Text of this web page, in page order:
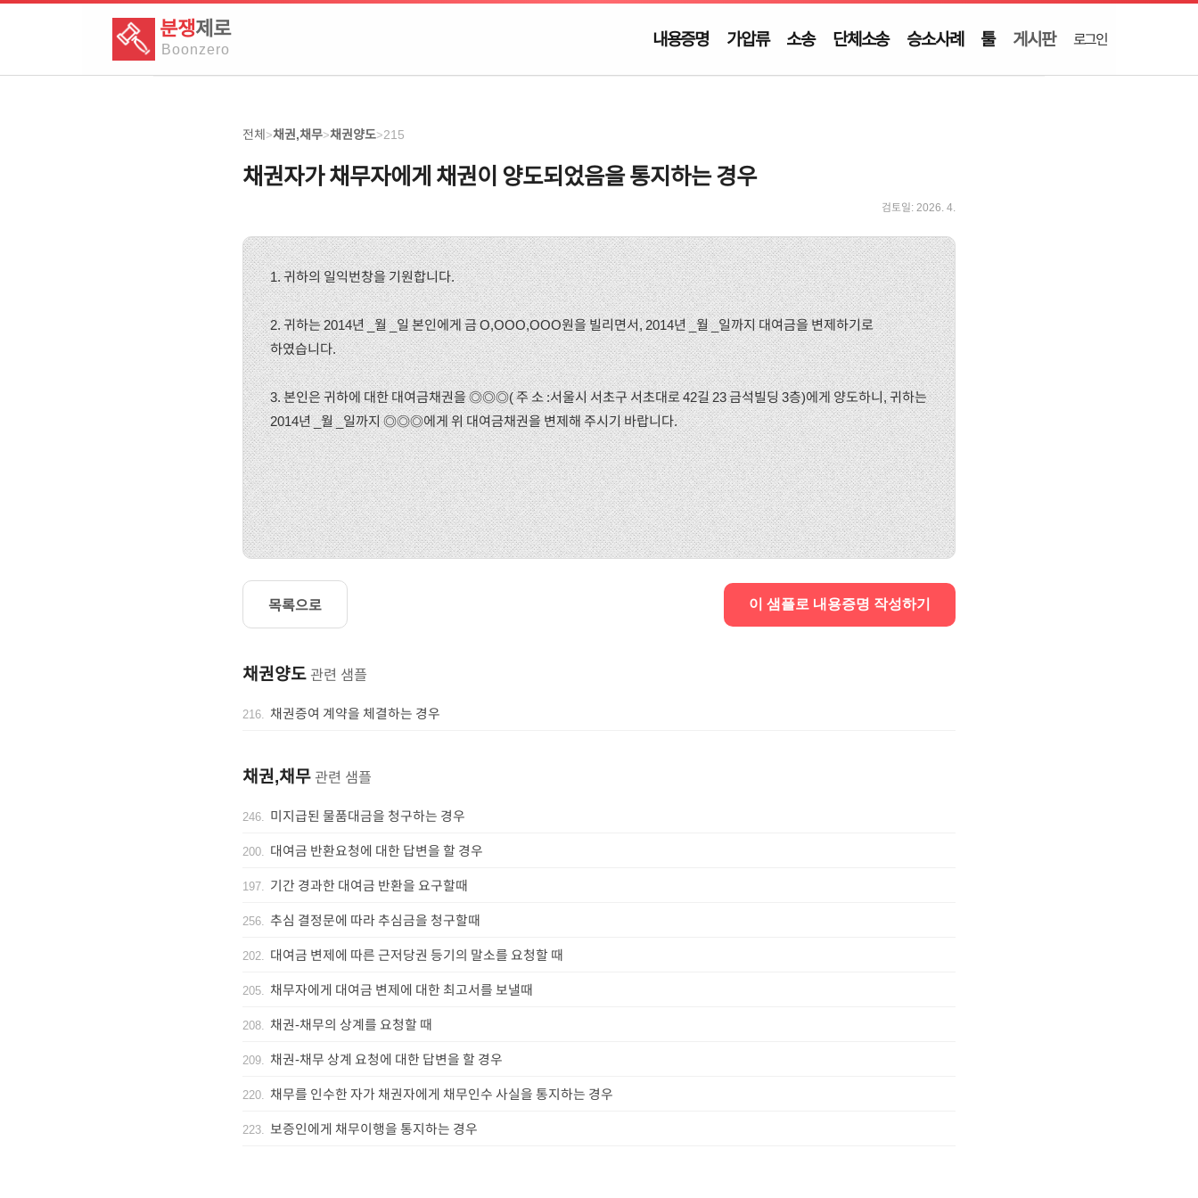
분쟁제로
Boonzero 내용증명 가압류 소송 단체소송 승소사례 툴 게시판 로그인
전체>채권,채무>채권양도>215
채권자가 채무자에게 채권이 양도되었음을 통지하는 경우
검토일:2026. 4.
1. 귀하의 일익번창을 기원합니다.
2. 귀하는 2014년 _월 _일 본인에게 금 O,OOO,OOO원을 빌리면서, 2014년 _월 _일까지 대여금을 변제하기로
하였습니다.
3. 본인은 귀하에 대한 대여금채권을 ◎◎◎( 주 소 :서울시 서초구 서초대로 42길 23 금석빌딩 3층)에게 양도하니, 귀하는
2014년 _월 _일까지 ◎◎◎에게 위 대여금채권을 변제해 주시기 바랍니다.
목록으로 이 샘플로 내용증명 작성하기
채권양도 관련 샘플
216. 채권증여 계약을 체결하는 경우
채권,채무 관련 샘플
246. 미지급된 물품대금을 청구하는 경우
200. 대여금 반환요청에 대한 답변을 할 경우
197. 기간 경과한 대여금 반환을 요구할때
256. 추심 결정문에 따라 추심금을 청구할때
202. 대여금 변제에 따른 근저당권 등기의 말소를 요청할 때
205. 채무자에게 대여금 변제에 대한 최고서를 보낼때
208. 채권-채무의 상계를 요청할 때
209. 채권-채무 상계 요청에 대한 답변을 할 경우
220. 채무를 인수한 자가 채권자에게 채무인수 사실을 통지하는 경우
223. 보증인에게 채무이행을 통지하는 경우